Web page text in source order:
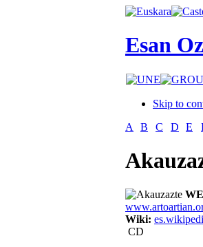
Esan
Skip to
A
B C D E
Wiki:
CD